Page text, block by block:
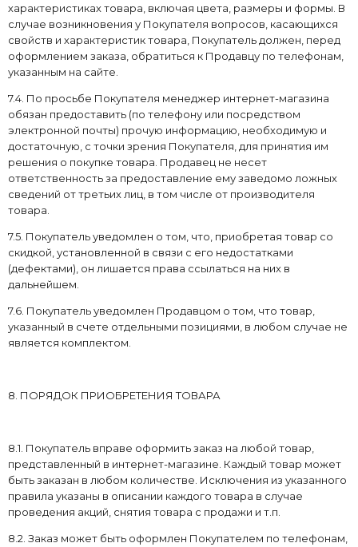
характеристиках товара, включая цвета, размеры и формы. В
случае возникновения у Покупателя вопросов, касающихся
свойств и характеристик товара, Покупатель должен, перед
оформлением заказа, обратиться к Продавцу по телефонам,
указанным на сайте.
7.4. По просьбе Покупателя менеджер интернет-магазина
обязан предоставить (по телефону или посредством
электронной почты) прочую информацию, необходимую и
достаточную, с точки зрения Покупателя, для принятия им
решения о покупке товара. Продавец не несет
ответственность за предоставление ему заведомо ложных
сведений от третьих лиц, в том числе от производителя
товара.
7.5. Покупатель уведомлен о том, что, приобретая товар со
скидкой, установленной в связи с его недостатками
(дефектами), он лишается права ссылаться на них в
дальнейшем.
7.6. Покупатель уведомлен Продавцом о том, что товар,
указанный в счете отдельными позициями, в любом случае не
является комплектом.
8. ПОРЯДОК ПРИОБРЕТЕНИЯ ТОВАРА
8.1. Покупатель вправе оформить заказ на любой товар,
представленный в интернет-магазине. Каждый товар может
быть заказан в любом количестве. Исключения из указанного
правила указаны в описании каждого товара в случае
проведения акций, снятия товара с продажи и т.п.
8.2. Заказ может быть оформлен Покупателем по телефонам,